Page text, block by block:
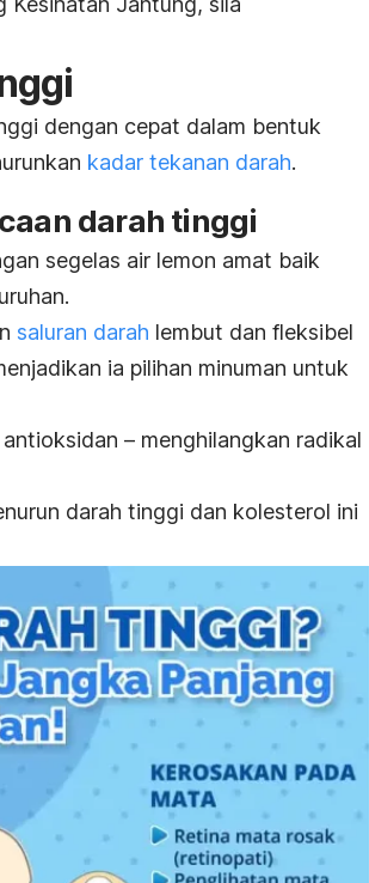
dengan cepat dalam bentuk
kadar tekanan darah.
darah tinggi
segelas air lemon amat baik
saluran darah lembut dan fleksibel
ia pilihan minuman untuk
– menghilangkan radikal
darah tinggi dan kolesterol ini